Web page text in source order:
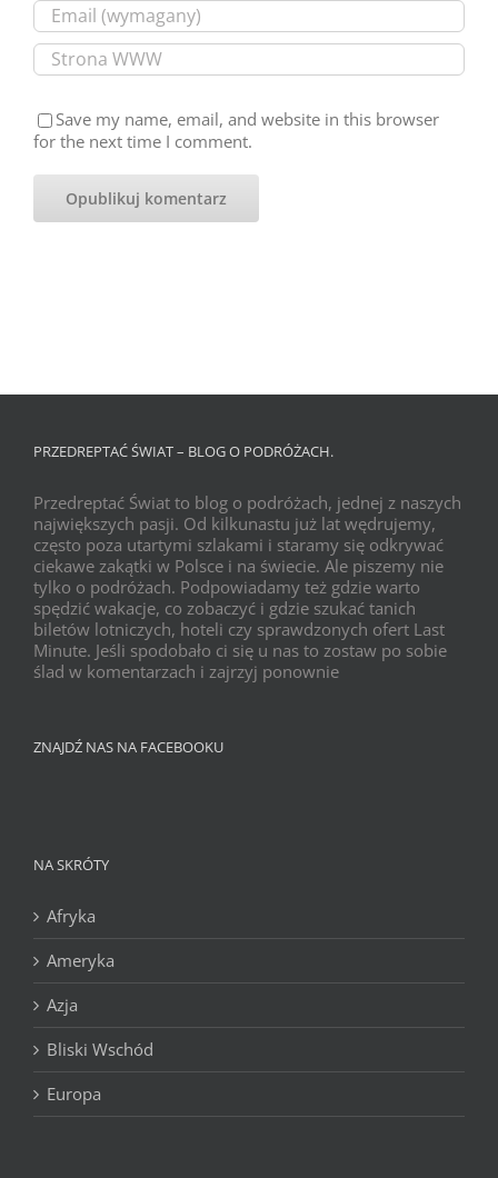
Save my name, email, and website in this browser
for the next time I comment.
PRZEDREPTAĆ ŚWIAT – BLOG O PODRÓŻACH.
Przedreptać Świat to blog o podróżach, jednej z naszych
największych pasji. Od kilkunastu już lat wędrujemy,
często poza utartymi szlakami i staramy się odkrywać
ciekawe zakątki w Polsce i na świecie. Ale piszemy nie
tylko o podróżach. Podpowiadamy też gdzie warto
spędzić wakacje, co zobaczyć i gdzie szukać tanich
biletów lotniczych, hoteli czy sprawdzonych ofert Last
Minute. Jeśli spodobało ci się u nas to zostaw po sobie
ślad w komentarzach i zajrzyj ponownie
ZNAJDŹ NAS NA FACEBOOKU
NA SKRÓTY
Afryka
Ameryka
Azja
Bliski Wschód
Europa